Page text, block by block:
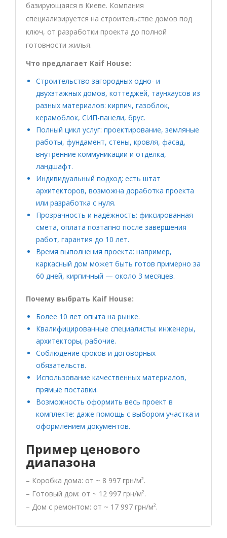
базирующаяся в Киеве. Компания
специализируется на строительстве домов под
ключ, от разработки проекта до полной
готовности жилья.
Что предлагает Kaif House:
Строительство загородных одно- и
двухэтажных домов, коттеджей, таунхаусов из
разных материалов: кирпич, газоблок,
керамоблок, СИП-панели, брус.
Полный цикл услуг: проектирование, земляные
работы, фундамент, стены, кровля, фасад,
внутренние коммуникации и отделка,
ландшафт.
Индивидуальный подход: есть штат
архитекторов, возможна доработка проекта
или разработка с нуля.
Прозрачность и надёжность: фиксированная
смета, оплата поэтапно после завершения
работ, гарантия до 10 лет.
Время выполнения проекта: например,
каркасный дом может быть готов примерно за
60 дней, кирпичный — около 3 месяцев.
Почему выбрать Kaif House:
Более 10 лет опыта на рынке.
Квалифицированные специалисты: инженеры,
архитекторы, рабочие.
Соблюдение сроков и договорных
обязательств.
Использование качественных материалов,
прямые поставки.
Возможность оформить весь проект в
комплекте: даже помощь с выбором участка и
оформлением документов.
Пример ценового
диапазона
– Коробка дома: от ~ 8 997 грн/м².
– Готовый дом: от ~ 12 997 грн/м².
– Дом с ремонтом: от ~ 17 997 грн/м².